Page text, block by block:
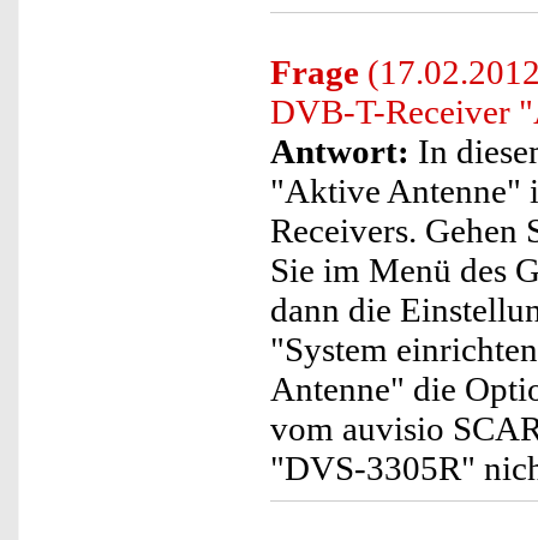
Frage
DVB-T-Receiver
Antwort: In
"Aktive Antenne"
Receivers.
Sie im Menü des
dann die
"System
Antenne" die
vom auvisio
"DVS-3305R"